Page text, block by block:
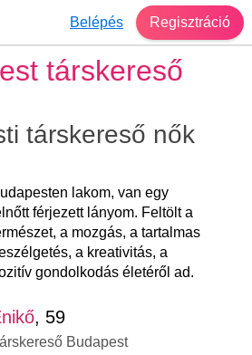
Belépés Regisztráció
társkereső
társkereső nők
lakom, van egy
férjezett lányom. Feltölt a
a mozgás, a tartalmas
a kreativitás, a
gondolkodás életéről ad.
, 59
Budapest